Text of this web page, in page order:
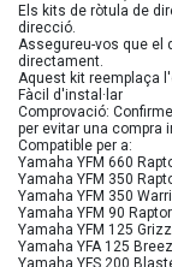
Els kits de ròtula de
direcció.
Assegureu-vos que
directament.
Aquest kit reemplaça
Fàcil d'instal·lar
Comprovació:
per evitar una compra
Compatible per a:
Yamaha YFM 660
Yamaha YFM 350
Yamaha YFM 350
Yamaha YFM 90
Yamaha YFM 125
Yamaha YFA 125
Yamaha YFS 200